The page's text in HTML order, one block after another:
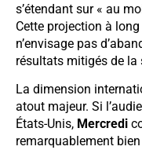
s’étendant sur « au
Cette projection à
n’envisage pas
résultats mitigés de la
La dimension
atout majeur. Si
États-Unis, Mercredi
remarquablement